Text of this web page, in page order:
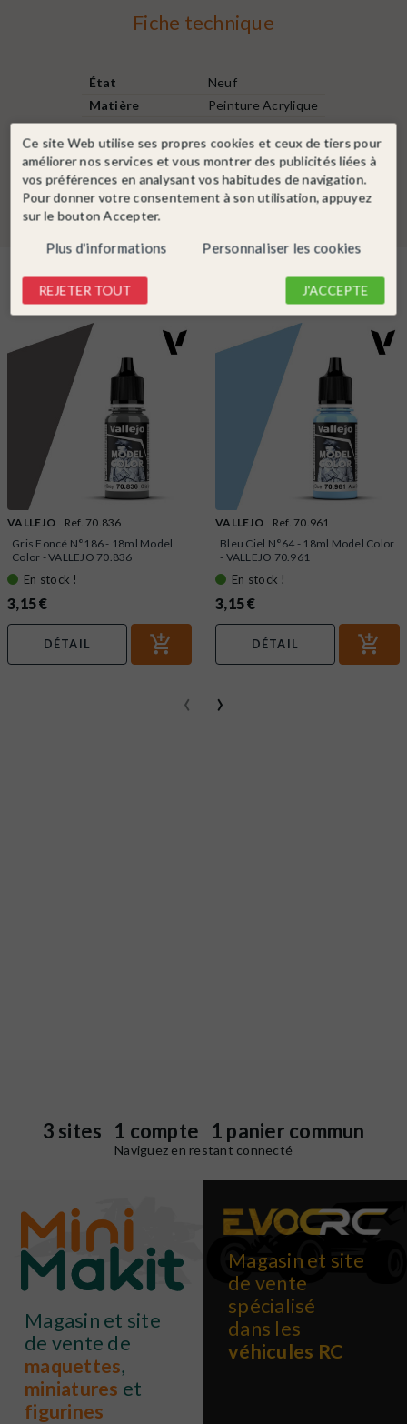
Fiche technique
État
Neuf
Matière
Peinture Acrylique
Contenance
18 ml
Couleur peinture
Blanc
Gris
Dans la même catégorie
VALLEJO
Ref. 70.836
Gris Foncé N°186 - 18ml Model
Color - VALLEJO 70.836
En stock !
3,15 €
DÉTAIL
VALLEJO
Ref. 70.961
Bleu Ciel N°64 - 18ml Model Color
- VALLEJO 70.961
En stock !
3,15 €
DÉTAIL
‹ ›
3 sites 1 compte 1 panier commun
Naviguez en restant connecté
Magasin et site
de vente de
maquettes,
miniatures et
figurines
Magasin et site
de vente
spécialisé
dans les
véhicules RC
Ce site Web utilise ses propres cookies et ceux de tiers pour
améliorer nos services et vous montrer des publicités liées à
vos préférences en analysant vos habitudes de navigation.
Pour donner votre consentement à son utilisation, appuyez
sur le bouton Accepter.
Plus d'informations Personnaliser les cookies
REJETER TOUT J'ACCEPTE